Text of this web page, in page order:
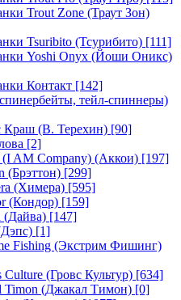
Trout Zone (Траут Зон)
Tsuribito (Тсурибито) [111]
Yoshi Onyx (Йоши Оникс)
Контакт [142]
тейл-спиннеры)
Краш (В. Терехин) [90]
[2]
AM Company) (Аккои) [197]
(Брэттон) [299]
(Химера) [595]
(Кондор) [159]
(Дайва) [147]
[1]
Fishing (Экстрим Фишинг)
(Гровс Культур) [634]
Timon (Джакал Тимон) [0]